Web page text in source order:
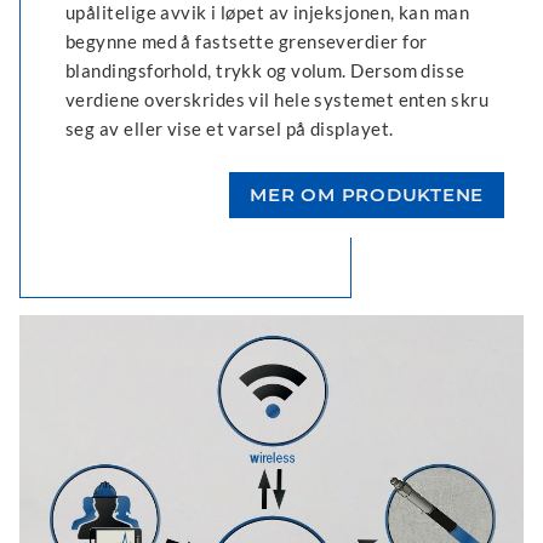
upålitelige avvik i løpet av injeksjonen, kan man
begynne med å fastsette grenseverdier for
blandingsforhold, trykk og volum. Dersom disse
verdiene overskrides vil hele systemet enten skru
seg av eller vise et varsel på displayet.
MER OM PRODUKTENE